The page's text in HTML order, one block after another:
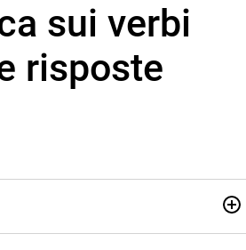
sui verbi
risposte